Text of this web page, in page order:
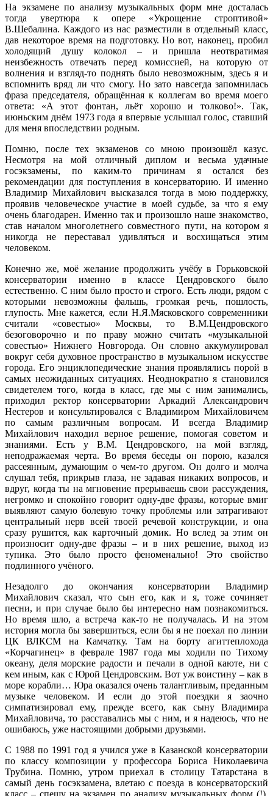
На экзамене по анализу музыкальных форм мне досталась
тогда увертюра к опере «Укрощение строптивой»
В.Шебалина. Каждого из нас разместили в отдельный класс,
дав некоторое время на подготовку. Но вот, наконец, пробил
холодящий душу колокол – и пришла неотвратимая
неизбежность отвечать перед комиссией, на которую от
волнения и взгляд-то поднять было невозможным, здесь я и
вспомнить вряд ли что смогу. Но зато навсегда запомнилась
фраза председателя, обращённая к коллегам во время моего
ответа: «А этот фонтан, льёт хорошо и толково!». Так,
июньским днём 1973 года я впервые услышал голос, ставший
для меня впоследствии родным.
Помню, после тех экзаменов со мною произошёл казус.
Несмотря на мой отличный диплом и весьма удачные
госэкзамены, по каким-то причинам я остался без
рекомендации для поступления в консерваторию. И именно
Владимир Михайлович высказался тогда в мою поддержку,
проявив человеческое участие в моей судьбе, за что я ему
очень благодарен. Именно так и произошло наше знакомство,
став началом многолетнего совместного пути, на котором я
никогда не переставал удивляться и восхищаться этим
человеком.
Конечно же, моё желание продолжить учёбу в Горьковской
консерватории именно в классе Цендровского было
естественно. С ним было просто и строго. Есть люди, рядом с
которыми невозможны фальшь, громкая речь, пошлость,
глупость. Мне кажется, если Н.Я.Мясковского современники
считали «совестью» Москвы, то В.М.Цендровского
безоговорочно и по праву можно считать «музыкальной
совестью» Нижнего Новгорода. Он словно аккумулировал
вокруг себя духовное пространство в музыкальном искусстве
города. Его энциклопедические знания проявлялись порой в
самых неожиданных ситуациях. Неоднократно я становился
свидетелем того, когда в класс, где мы с ним занимались,
приходил ректор консерватории Аркадий Александрович
Нестеров и консультировался с Владимиром Михайловичем
по самым различным вопросам. И всегда Владимир
Михайлович находил верное решение, помогая советом и
знаниями. Есть у В.М. Цендровского, на мой взгляд,
неподражаемая черта. Во время беседы он порою, казался
рассеянным, думающим о чем-то другом. Он долго и молча
слушал тебя, прикрыв глаза, не задавая никаких вопросов, и
вдруг, когда ты на мгновение прерываешь свои рассуждения,
негромко и спокойно говорит одну-две фразы, которые вмиг
выявляют самую болевую точку проблемы или затрагивают
центральный нерв всей твоей речевой конструкции, и она
сразу рушится, как карточный домик. Но вслед за этим он
произносит одну-две фразы – и в них решение, выход из
тупика. Это было просто феноменально! Это свойство
подлинного учёного.
Незадолго до окончания консерватории Владимир
Михайлович сказал, что сын его, как и я, тоже сочиняет
песни, и при случае было бы интересно нам познакомиться.
Но время шло, а встреча как-то не получалась. И на этом
история могла бы завершиться, если бы я не поехал по линии
ЦК ВЛКСМ на Камчатку. Там на борту агиттеплохода
«Корчагинец» в феврале 1987 года мы ходили по Тихому
океану, деля морские радости и печали в одной каюте, ни с
кем иным, как с Юрой Цендровским. Вот уж воистину – как в
море корабли… Юра оказался очень талантливым, преданным
музыке человеком. И если до этой поездки я заочно
симпатизировал ему, прежде всего, как сыну Владимира
Михайловича, то расставались мы с ним, и я надеюсь, что не
ошибаюсь, уже настоящими добрыми друзьями.
С 1988 по 1991 год я учился уже в Казанской консерватории
по классу композиции у профессора Бориса Николаевича
Трубина. Помню, утром приехал в столицу Татарстана в
самый день госэкзамена, влетаю с поезда в консерваторский